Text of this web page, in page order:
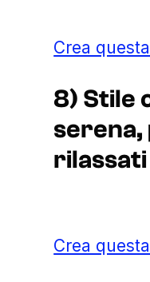
Crea
8) Stile
serena,
rilassati
Crea